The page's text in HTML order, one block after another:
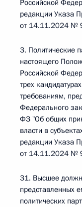
Российской
редакции Указа
от 14.11.2024 №
3. Политические
настоящего
Российской
трех
требованиям,
Федерального
ФЗ "Об общих
власти в
редакции Указа
от 14.11.2024 №
31. Высшее
представленных
политических